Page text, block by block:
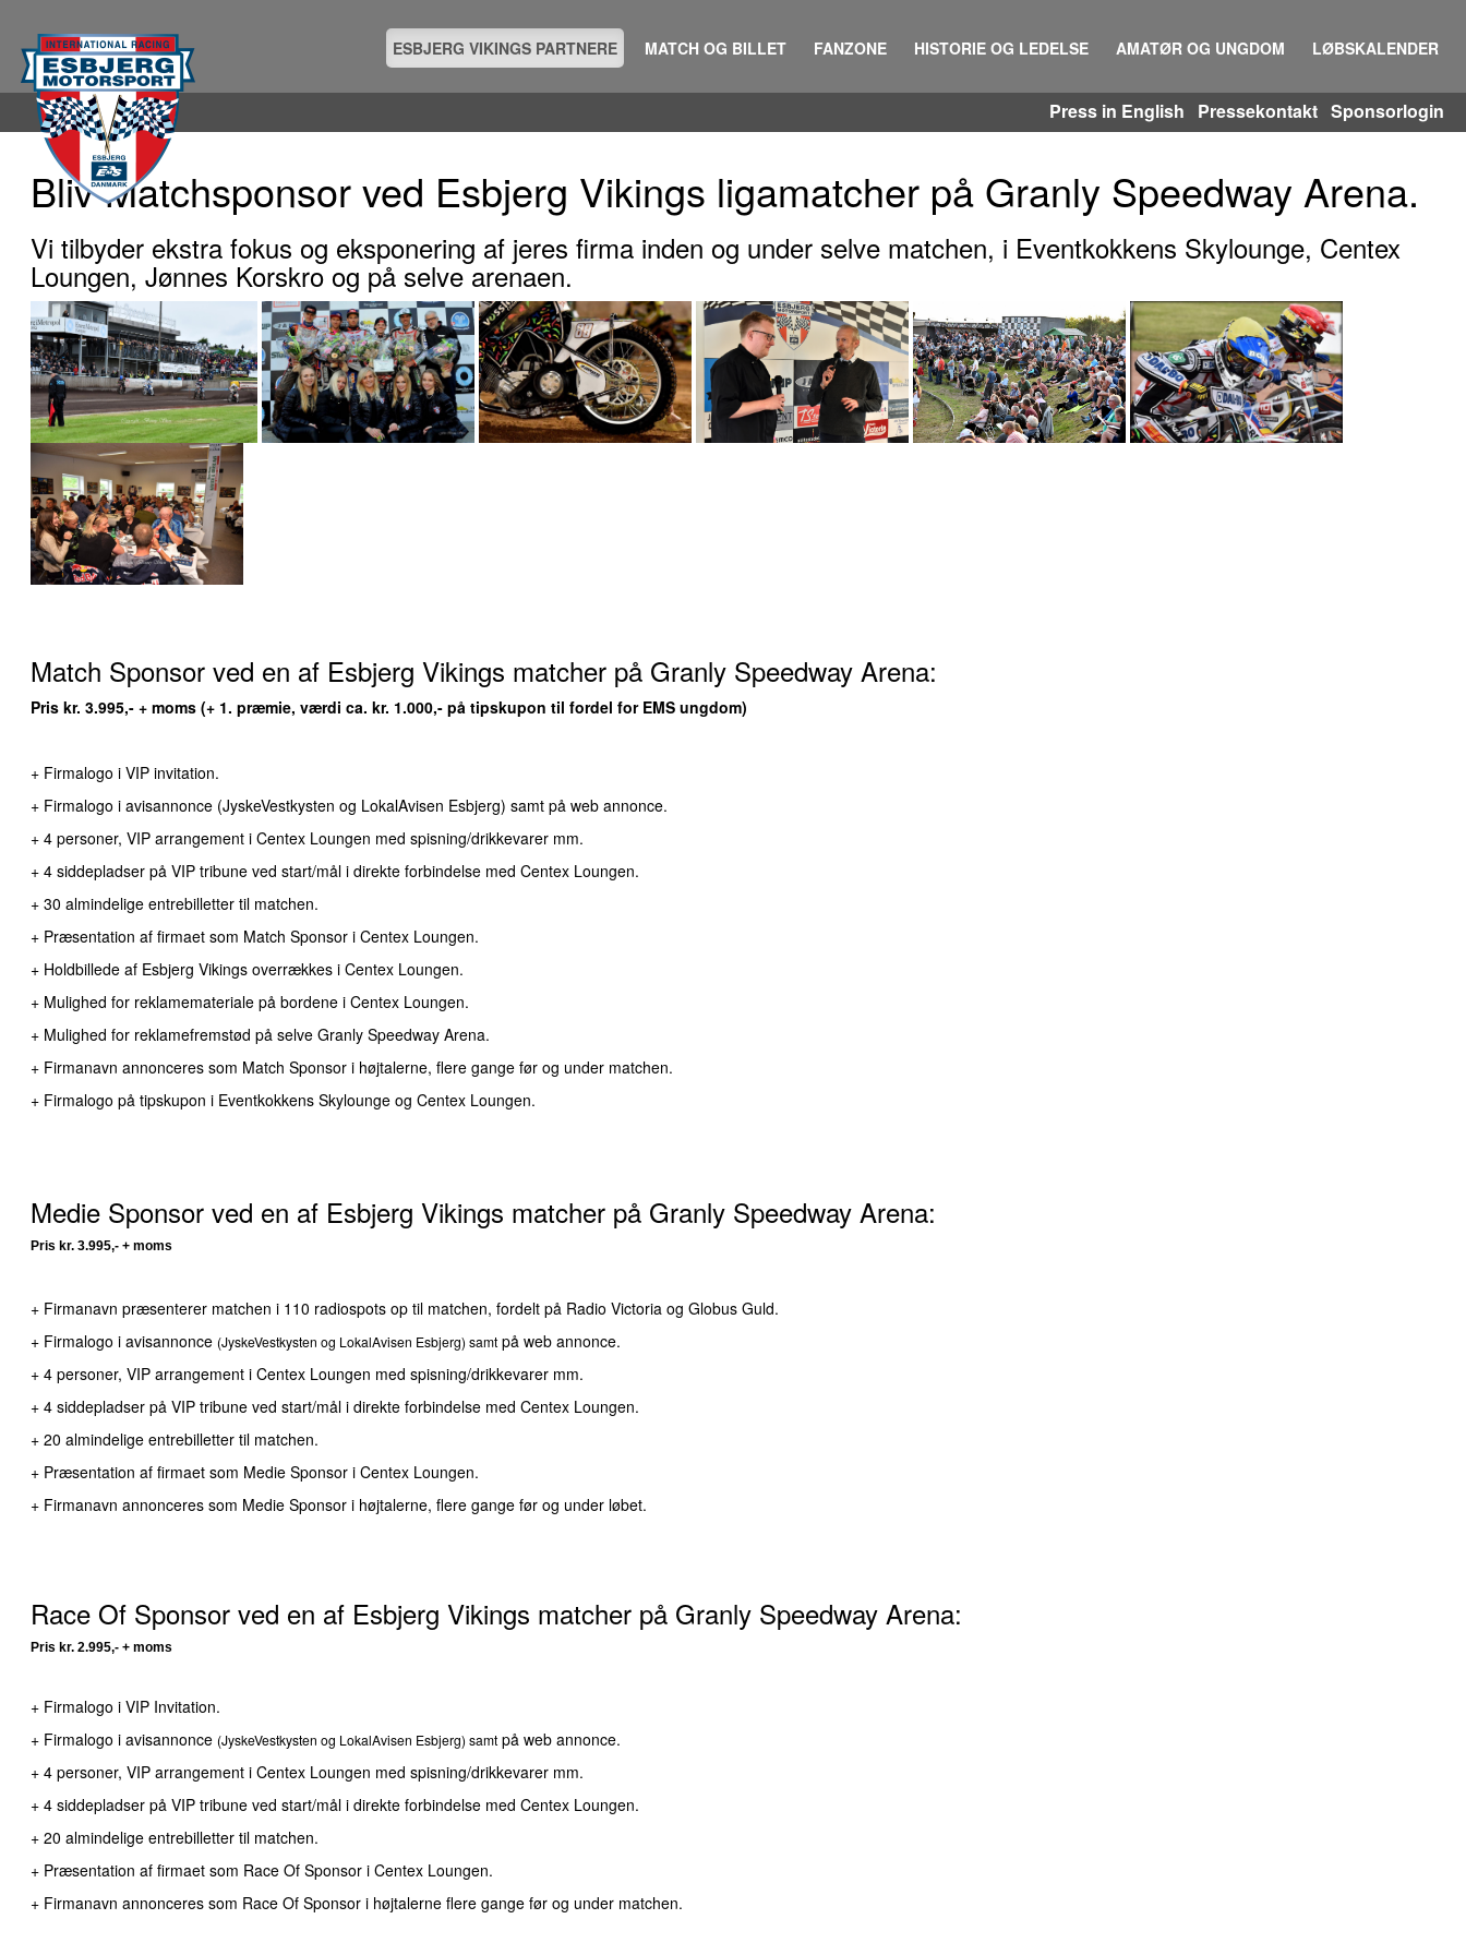
ESBJERG VIKINGS PARTNERE MATCH OG BILLET FANZONE HISTORIE OG LEDELSE AMATØR OG UNGDOM LØBSKALENDER
Sponsorlogin
Pressekontakt
Press in English
Bliv Matchsponsor ved Esbjerg Vikings ligamatcher på Granly Speedway Arena.
Vi tilbyder ekstra fokus og eksponering af jeres firma inden og under selve matchen, i Eventkokkens Skylounge, Centex
Loungen, Jønnes Korskro og på selve arenaen.
Match Sponsor ved en af Esbjerg Vikings matcher på Granly Speedway Arena:
Pris kr. 3.995,- + moms (+ 1. præmie, værdi ca. kr. 1.000,- på tipskupon til fordel for EMS ungdom)
+ Firmalogo i VIP invitation.
+ Firmalogo i avisannonce (JyskeVestkysten og LokalAvisen Esbjerg) samt på web annonce.
+ 4 personer, VIP arrangement i Centex Loungen med spisning/drikkevarer mm.
+ 4 siddepladser på VIP tribune ved start/mål i direkte forbindelse med Centex Loungen.
+ 30 almindelige entrebilletter til matchen.
+ Præsentation af firmaet som Match Sponsor i Centex Loungen.
+ Holdbillede af Esbjerg Vikings overrækkes i Centex Loungen.
+ Mulighed for reklamemateriale på bordene i Centex Loungen.
+ Mulighed for reklamefremstød på selve Granly Speedway Arena.
+ Firmanavn annonceres som Match Sponsor i højtalerne, flere gange før og under matchen.
+ Firmalogo på tipskupon i Eventkokkens Skylounge og Centex Loungen.
Medie Sponsor ved en af Esbjerg Vikings matcher på Granly Speedway Arena:
Pris kr. 3.995,- + moms
+ Firmanavn præsenterer matchen i 110 radiospots op til matchen, fordelt på Radio Victoria og Globus Guld.
+ Firmalogo i avisannonce (JyskeVestkysten og LokalAvisen Esbjerg) samt på web annonce.
+ 4 personer, VIP arrangement i Centex Loungen med spisning/drikkevarer mm.
+ 4 siddepladser på VIP tribune ved start/mål i direkte forbindelse med Centex Loungen.
+ 20 almindelige entrebilletter til matchen.
+ Præsentation af firmaet som Medie Sponsor i Centex Loungen.
+ Firmanavn annonceres som Medie Sponsor i højtalerne, flere gange før og under løbet.
Race Of Sponsor ved en af Esbjerg Vikings matcher på Granly Speedway Arena:
Pris kr. 2.995,- + moms
+ Firmalogo i VIP Invitation.
+ Firmalogo i avisannonce (JyskeVestkysten og LokalAvisen Esbjerg) samt på web annonce.
+ 4 personer, VIP arrangement i Centex Loungen med spisning/drikkevarer mm.
+ 4 siddepladser på VIP tribune ved start/mål i direkte forbindelse med Centex Loungen.
+ 20 almindelige entrebilletter til matchen.
+ Præsentation af firmaet som Race Of Sponsor i Centex Loungen.
+ Firmanavn annonceres som Race Of Sponsor i højtalerne flere gange før og under matchen.